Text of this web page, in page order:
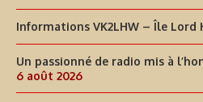
Informations VK2LHW – Île Lord
Un passionné de radio mis à
6 août 2026